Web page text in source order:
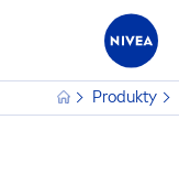
Produkty